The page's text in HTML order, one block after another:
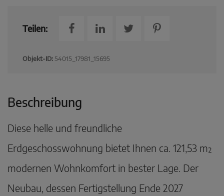
Teilen:
Objekt-ID: 54015_17981_15695
Beschreibung
Diese helle und freundliche
Erdgeschosswohnung bietet Ihnen ca. 121,53 m²
modernen Wohnkomfort in bester Lage. Der
Neubau, dessen Fertigstellung Ende 2027